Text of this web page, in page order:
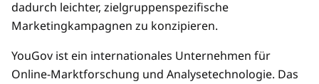
dadurch leichter, zielgruppenspezifische
Marketingkampagnen zu konzipieren.
YouGov ist ein internationales Unternehmen für
Online-Marktforschung und Analysetechnologie. Das